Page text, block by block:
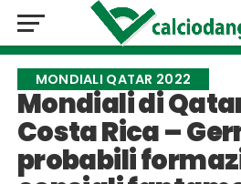
MONDIALI QATAR 2022
Mondiali di
Costa Rica –
probabili